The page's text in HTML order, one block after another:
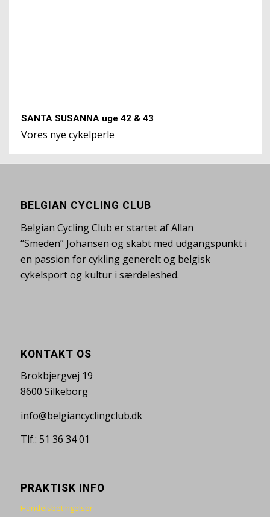
SANTA SUSANNA uge 42 & 43
Vores nye cykelperle
BELGIAN CYCLING CLUB
Belgian Cycling Club er startet af Allan
“Smeden” Johansen og skabt med udgangspunkt i
en passion for cykling generelt og belgisk
cykelsport og kultur i særdeleshed.
KONTAKT OS
Brokbjergvej 19
8600 Silkeborg
info@belgiancyclingclub.dk
Tlf.: 51 36 34 01
PRAKTISK INFO
Handelsbetingelser